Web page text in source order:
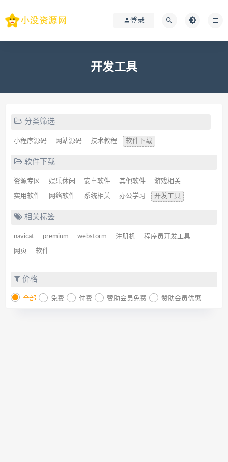
登录
开发工具
分类筛选
小程序源码 网站源码 技术教程 软件下载
软件下载
资源专区 娱乐休闲 安卓软件 其他软件 游戏相关
实用软件 网络软件 系统相关 办公学习 开发工具
相关标签
navicat premium webstorm 注册机 程序员开发工具
网页 软件
价格
全部 免费 付费 赞助会员免费 赞助会员优惠